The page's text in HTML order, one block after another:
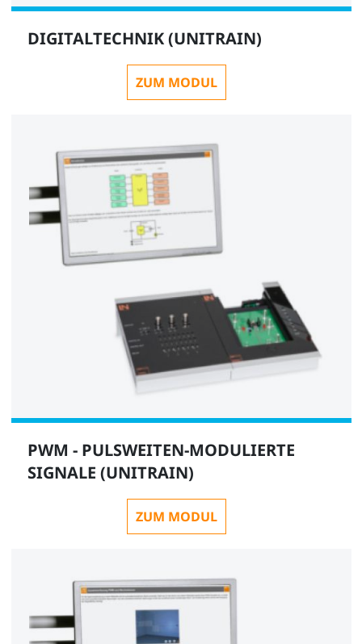
DIGITALTECHNIK (UNITRAIN)
ZUM MODUL
PWM - PULSWEITEN-MODULIERTE
SIGNALE (UNITRAIN)
ZUM MODUL